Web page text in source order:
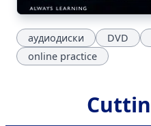
аудиодиски DVD
online practice